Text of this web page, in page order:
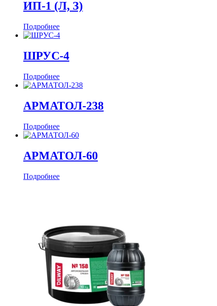
ИП-1 (Л, З)
Подробнее
ШРУС-4
Подробнее
АРМАТОЛ-238
Подробнее
АРМАТОЛ-60
Подробнее